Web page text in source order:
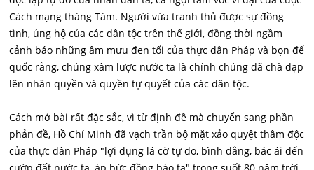
Cách mạng tháng Tám. Người vừa tranh thủ được sự đồng
tình, ủng hộ của các dân tộc trên thế giới, đồng thời ngầm
cảnh báo những âm mưu đen tối của thực dân Pháp và bọn đế
quốc rằng, chúng xâm lược nước ta là chính chúng đã chà đạp
lên nhân quyền và quyền tự quyết của các dân tộc.
Cách mở bài rất đặc sắc, vì từ định đề mà chuyển sang phần
phản đề, Hồ Chí Minh đã vạch trần bộ mặt xảo quyệt thâm độc
của thực dân Pháp "lợi dụng lá cờ tự do, bình đẳng, bác ái đến
cướp đất nước ta, áp bức đồng bào ta" trong suốt 80 năm trời,